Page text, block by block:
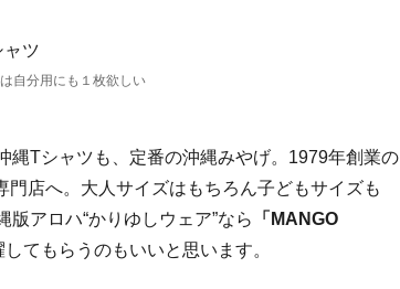
自分用にも１枚欲しい
縄Tシャツも、定番の沖縄みやげ。1979年創業の
門店へ。大人サイズはもちろん子どもサイズも
アロハ“かりゆしウェア”なら
「MANGO
てもらうのもいいと思います。